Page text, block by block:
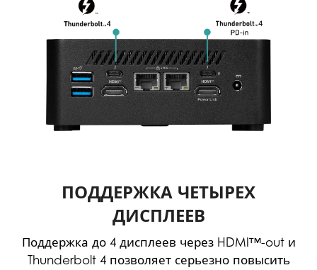
ПОДДЕРЖКА ЧЕТЫРЕХ
ДИСПЛЕЕВ
Поддержка до 4 дисплеев через HDMI™-out и
Thunderbolt 4 позволяет серьезно повысить